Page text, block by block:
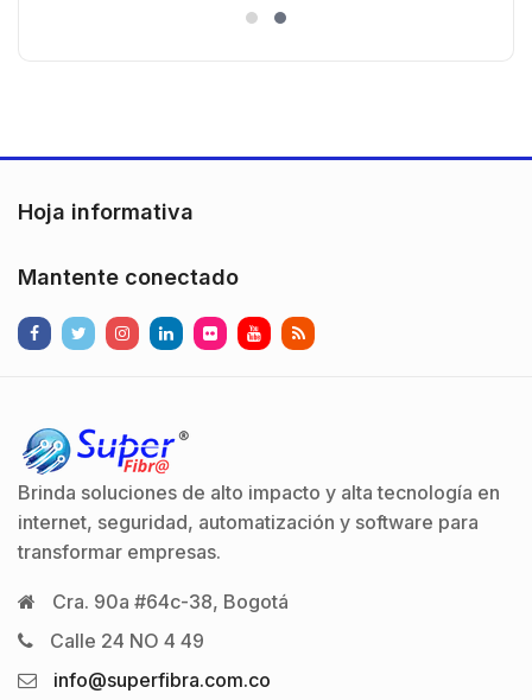
)130° de Visión (Gran Angular)
Hoja informativa
Mantente conectado
Brinda soluciones de alto impacto y alta tecnología en
internet, seguridad, automatización y software para
transformar empresas.
Cra. 90a #64c-38, Bogotá
Calle 24 NO 4 49
info@superfibra.com.co